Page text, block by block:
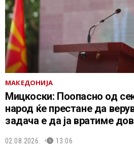
МАКЕДОНИЈА
Мицкоски: Поопасно од
народ ќе престане да
задача е да ја вратиме
02.08.2026. 13:06